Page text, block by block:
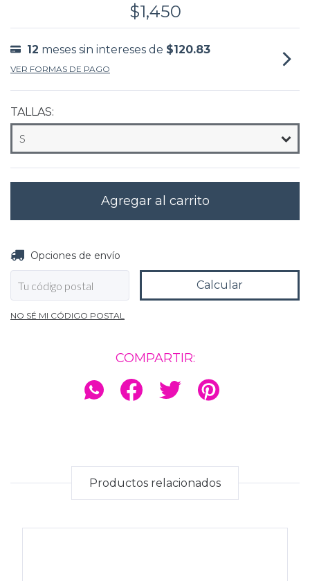
$1,450
12 meses sin intereses de $120.83
VER FORMAS DE PAGO
TALLAS:
Entregas para el CP:
Opciones de envío
Calcular
NO SÉ MI CÓDIGO POSTAL
COMPARTIR:
Productos relacionados